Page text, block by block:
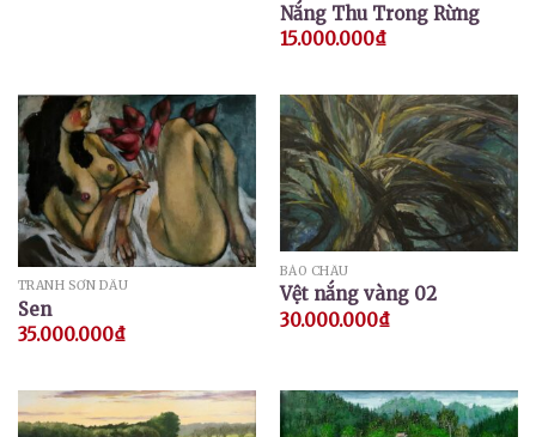
Nắng Thu Trong Rừng
15.000.000₫
TRANH SƠN DẦU
Sen
35.000.000₫
BẢO CHÂU
Vệt nắng vàng 02
30.000.000₫